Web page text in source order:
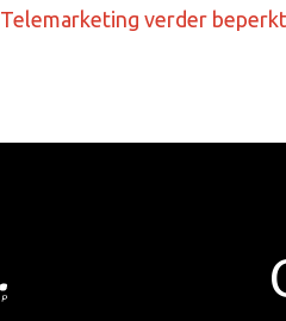
Telemarketing verder beperkt